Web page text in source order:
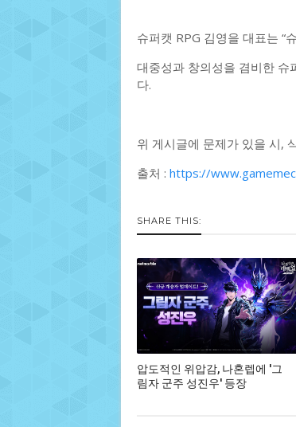
슈퍼캣 RPG 김영을 대표는 “
대중성과 창의성을 겸비한 슈
다.
위 게시글에 문제가 있을 시,
출처 : https://
SHARE THIS:
압도적인 위압감, 나혼렙에 '그
림자 군주 성진우' 등장